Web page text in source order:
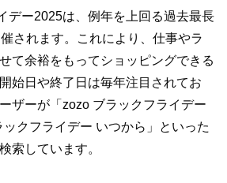
デー2025は、例年を上回る過去最長
されます。これにより、仕事やラ
て余裕をもってショッピングできる
始日や終了日は毎年注目されてお
ザーが「zozo ブラックフライデー
クフライデー いつから」といった
索しています。